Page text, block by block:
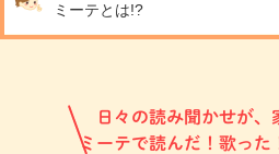
ミーテとは!?
日々の読み聞かせが
ミーテで読んだ！歌った